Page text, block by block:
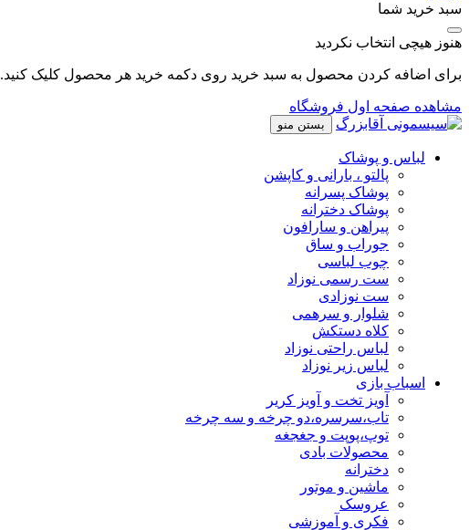
سبد خرید شما
هنوز هیچی انتخاب نکردید
برای اضافه کردن محصول به سبد خرید روی دکمه خرید هر محصول کلیک کنید.
مشاهده صفحه اول فروشگاه
بستن منو
لباس و پوشاک
پالتو ، بارانی و کاپشن
پوشاک پسرانه
پوشاک دخترانه
پیراهن و سارافون
جوراب و ساق
چوب لباسی
ست رسمی نوزاد
ست نوزادی
شلوار و سرهمی
کلاه دستکش
لباس راحتی نوزاد
لباس زیر نوزاد
اسباب بازی
آویز تخت و آویز کریر
تاب،سرسره،دو چرخه و سه چرخه
توپ،پوپت و جغجغه
محصولات بادی
دخترانه
ماشین و موتور
عروسک
فکری و آموزشی